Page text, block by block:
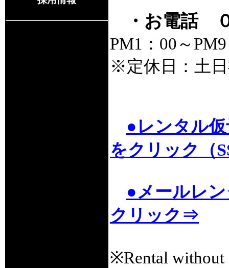
・お電話
PM1：00～
※定休日：土
●レンタル
をクリック（
●メールレ
クリック⇒
※Rental without